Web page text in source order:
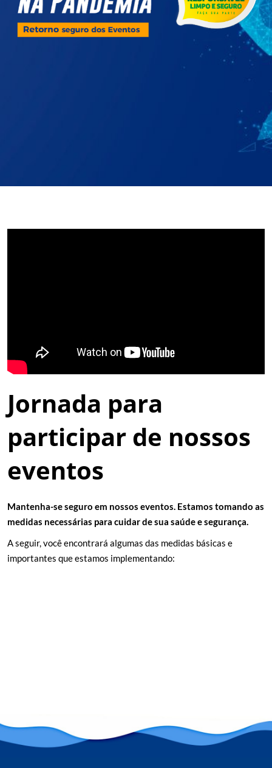
Jornada para
participar de nossos
eventos
Mantenha-se seguro em nossos eventos. Estamos tomando as
medidas necessárias para cuidar de sua saúde e segurança.
A seguir, você encontrará algumas das medidas básicas e
importantes que estamos implementando: